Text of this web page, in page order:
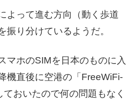
よって進む方向（動く歩道
振り分けているようだ。
マホのSIMを日本のものに入
機直後に空港の「FreeWiFi-
おいたので何の問題もなく